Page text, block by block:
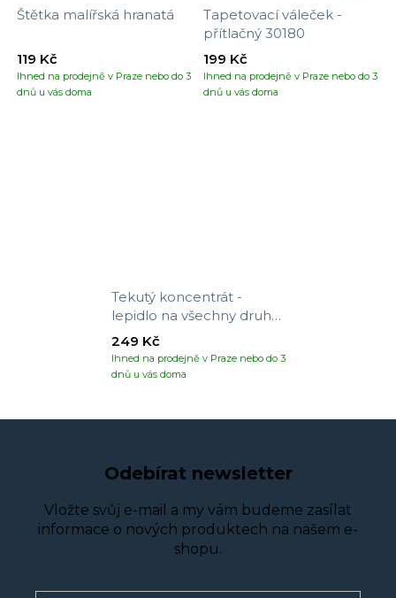
Štětka malířská hranatá
Ihned na prodejně v Praze nebo do 3
dnů u vás doma
119 Kč
Tapetovací váleček -
přítlačný 30180
Ihned na prodejně v Praze nebo do 3
dnů u vás doma
199 Kč
Tekutý koncentrát -
lepidlo na všechny druhy
tapet
Ihned na prodejně v Praze nebo do 3
dnů u vás doma
249 Kč
Odebírat newsletter
Vložte svůj e-mail a my vám budeme zasílat
informace o nových produktech na našem e-
shopu.